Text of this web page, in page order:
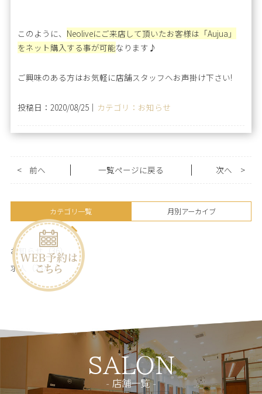
このように、 Neoliveにご来店して頂いたお客様は「Aujua」
をネット購入する事が可能なります♪
ご興味のある方はお気軽に店舗スタッフへお声掛け下さい!
投稿日：2020/08/25｜ カテゴリ：お知らせ
< 前へ 一覧ページに戻る >
次へ
カテゴリ一覧 月別アーカイブ
お知らせ（36）
求人（23）
SALON
店舗一覧